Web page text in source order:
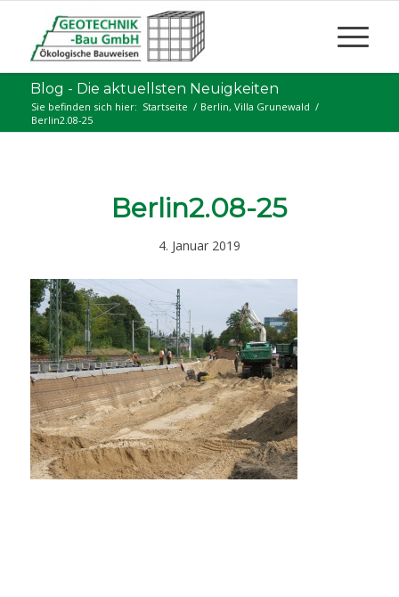
Blog - Die aktuellsten Neuigkeiten
Sie befinden sich hier: Startseite / Berlin, Villa Grunewald /
Berlin2.08-25
Berlin2.08-25
4. Januar 2019